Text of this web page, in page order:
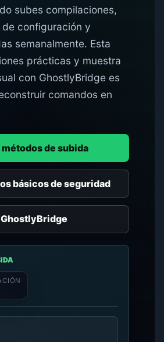
subes compilaciones,
configuración y
semanalmente. Esta
prácticas y muestra
con GhostlyBridge es
comandos en
de subida
básicos de seguridad